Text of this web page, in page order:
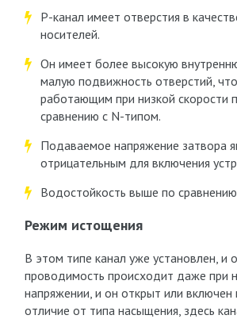
P-канал имеет отверстия в
носителей.
Он имеет более высокую
малую подвижность отверстий,
работающим при низкой скорости
сравнению с N-типом.
Подаваемое напряжение затвора
отрицательным для включения
Водостойкость выше по
Режим истощения
В этом типе канал уже установлен, и
проводимость происходит даже при
напряжении, и он открыт или
отличие от типа насыщения, здесь